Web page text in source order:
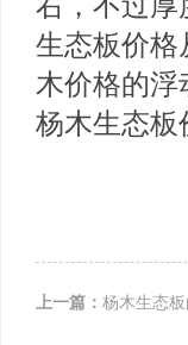
生态板价格
木价格的
杨木生态板
上一篇： 杨木生态